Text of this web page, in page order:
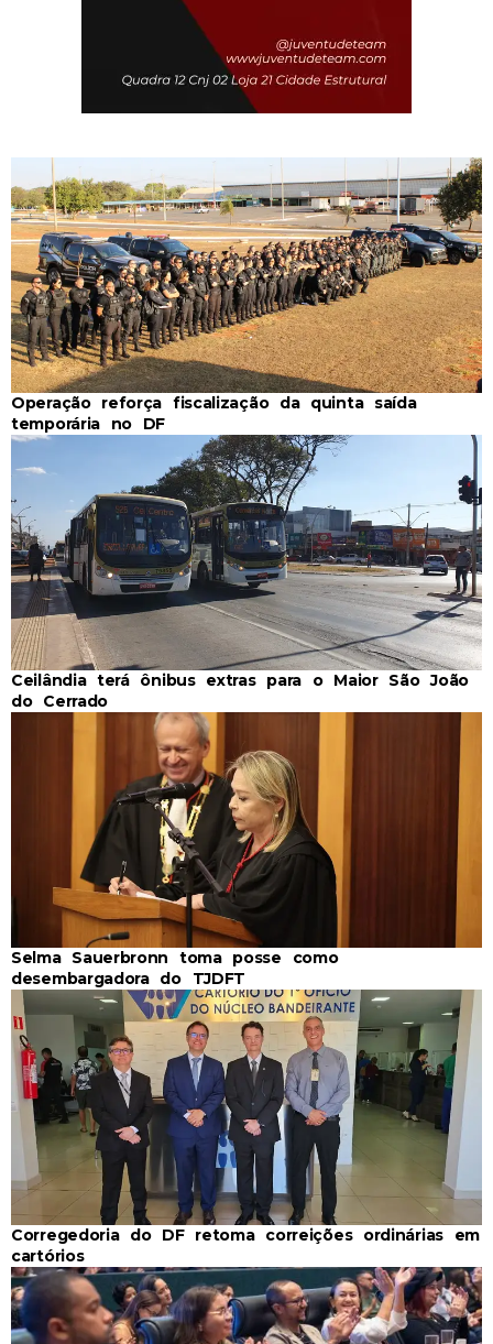
Operação reforça fiscalização da quinta saída
temporária no DF
Ceilândia terá ônibus extras para o Maior São João
do Cerrado
Selma Sauerbronn toma posse como
desembargadora do TJDFT
Corregedoria do DF retoma correições ordinárias em
cartórios